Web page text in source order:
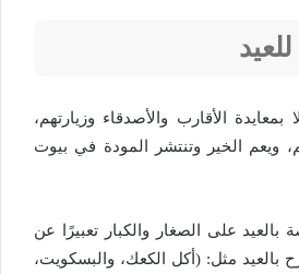
بمعايدة الأقارب والأصدقاء وزيارتهم،
ويعم الخير وتنتشر المودة في بيوت
بالعيد على الصغار والكبار تعبيرًا عن
بالعيد مثل: (أكل الكعك، والبسكويت،